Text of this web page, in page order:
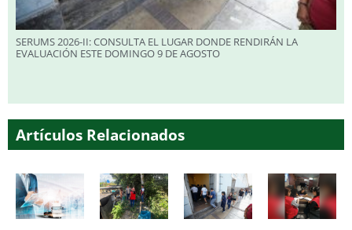
SERUMS 2026-II: CONSULTA EL LUGAR DONDE RENDIRÁN LA
EVALUACIÓN ESTE DOMINGO 9 DE AGOSTO
Artículos Relacionados